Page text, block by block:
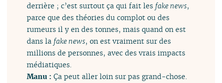
derrière ; c’est surtout ça qui fait les fake news,
parce que des théories du complot ou des
rumeurs il y en des tonnes, mais quand on est
dans la fake news, on est vraiment sur des
millions de personnes, avec des vrais impacts
médiatiques.
Manu :Ça peut aller loin sur pas grand-chose.